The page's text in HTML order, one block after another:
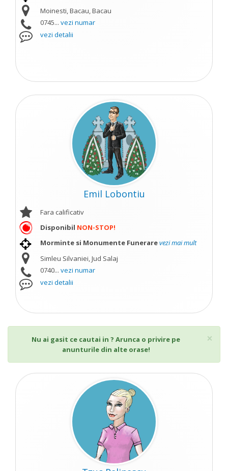
Moinesti, Bacau, Bacau
0745... vezi numar
vezi detalii
Emil Lobontiu
Fara calificativ
Disponibil NON-STOP!
Morminte si Monumente Funerarevezi mai mult
Simleu Silvaniei, Jud Salaj
0740... vezi numar
vezi detalii
×
Nu ai gasit ce cautai in ? Arunca o privire pe
anunturile din alte orase!